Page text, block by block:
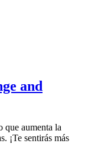
and
que aumenta la
¡Te sentirás más